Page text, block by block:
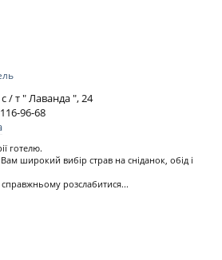
/ т " Лаванда ", 24
96-68
готелю.
широкий вибір страв на сніданок, обід і
розслабитися...